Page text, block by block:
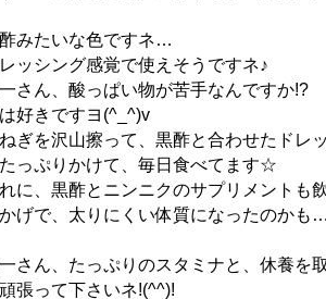
みたいな色ですネ…
レッシング感覚で使えそうですネ♪
さん、酸っぱい物が苦手なんですか!?
好きですヨ(^_^)v
ぎを沢山擦って、黒酢と合わせたドレ
っぷりかけて、毎日食べてます☆
に、黒酢とニンニクのサプリメントも
げで、太りにくい体質になったのかも
さん、たっぷりのスタミナと、休養を
張って下さいネ!(^^)!